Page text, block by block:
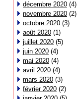
décembre 2020 (4)
novembre 2020 (2)
octobre 2020 (3)
août 2020 (1)
juillet 2020 (5)
juin 2020 (4)
mai 2020 (4)
avril 2020 (4)
mars 2020 (3)
février 2020 (2)